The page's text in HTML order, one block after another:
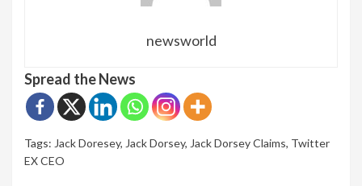
newsworld
Spread the News
Tags: Jack Doresey, Jack Dorsey, Jack Dorsey Claims, Twitter
EX CEO